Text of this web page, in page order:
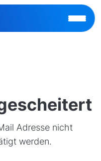
Adresse nicht
werden.